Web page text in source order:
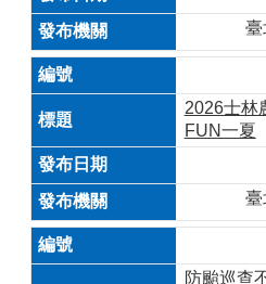
2026士林
FUN一夏
防颱巡查